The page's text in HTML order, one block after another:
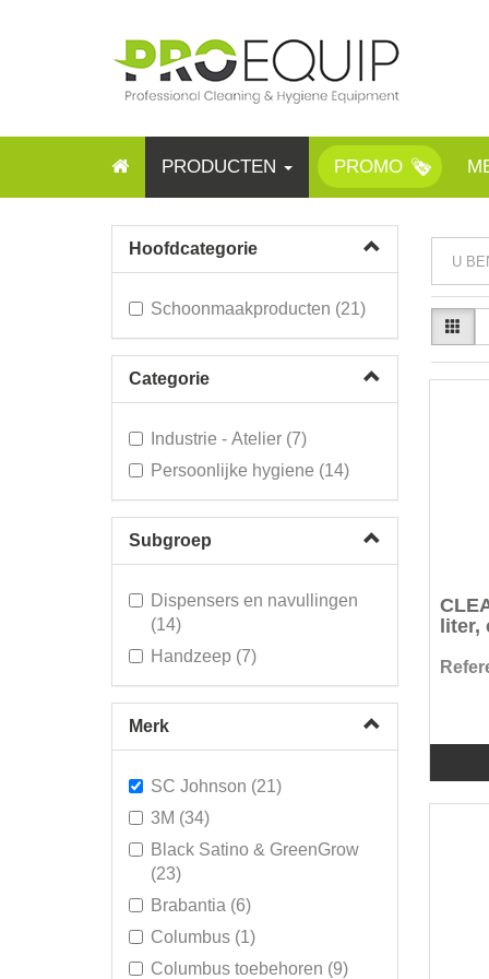
PRODUCTEN PROMO
Hoofdcategorie
Schoonmaakproducten (21)
Categorie
Industrie - Atelier (7)
Persoonlijke hygiene (14)
Subgroep
Dispensers en navullingen
(14)
Handzeep (7)
Merk
SC Johnson (21)
3M (34)
Black Satino & GreenGrow
(23)
Brabantia (6)
Columbus (1)
Columbus toebehoren (9)
U
liter,